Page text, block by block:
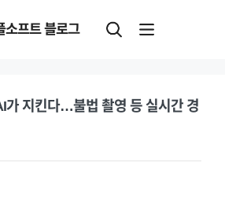
소프트 블로그
가 지킨다…불법 촬영 등 실시간 경